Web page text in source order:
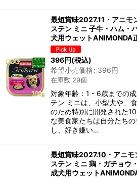
最短賞味2027.11・アニモ
ステン ミニ 子牛・ハム
犬用ウェットANIMONDA
396円(税込)
希望小売価格: 396円
在庫数 29個
対象年齢：1 - 6歳までの
テン ミニは、小型犬や、
のため特別に開発された
な美食家たちは自分たち
し、好き嫌い…
最短賞味2027.10・アニモ
ステン ミニ 鶏・ガチョ
成犬用ウェット